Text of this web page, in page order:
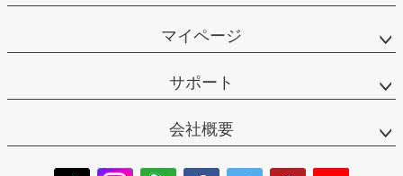
マイページ
サポート
会社概要